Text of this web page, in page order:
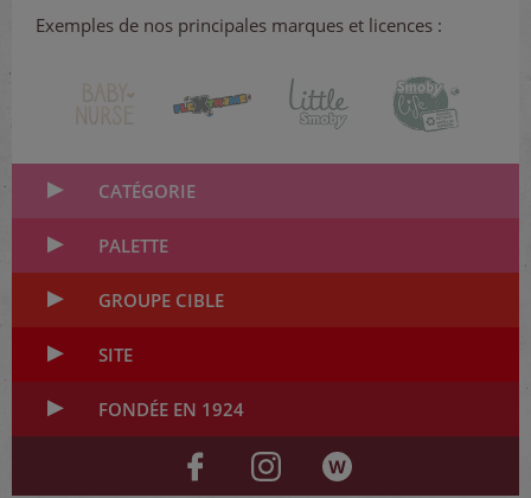
Exemples de nos principales marques et licences :
CATÉGORIE
PALETTE
GROUPE CIBLE
SITE
FONDÉE EN 1924